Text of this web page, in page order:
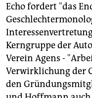
Echo fordert "das
Kerngruppe der
Verein Agens -
Verwirklichung der
den